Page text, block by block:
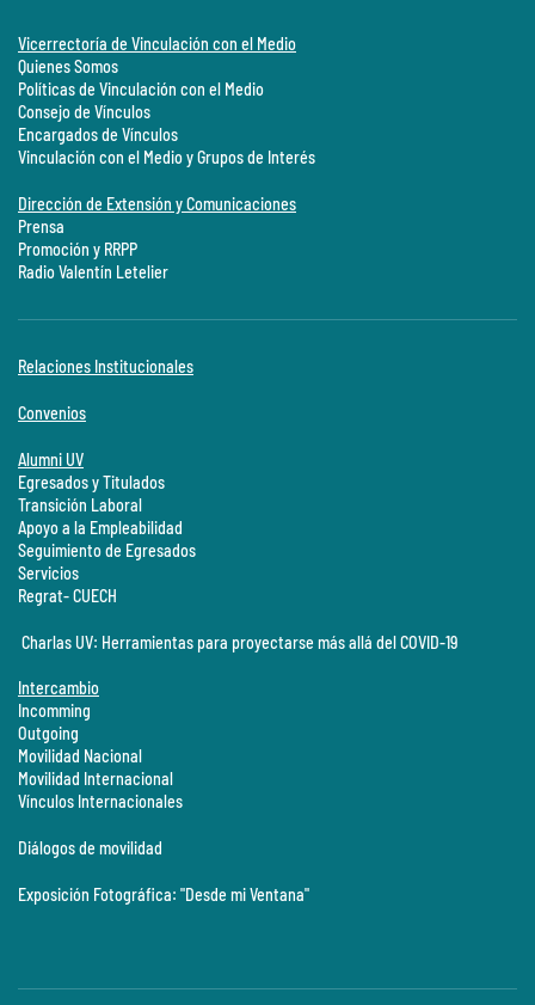
Vicerrectoría de Vinculación con el Medio
Quienes Somos
Políticas de Vinculación con el Medio
Consejo de Vínculos
Encargados de Vínculos
Vinculación con el Medio y Grupos de Interés
Dirección de Extensión y Comunicaciones
Prensa
Promoción y RRPP
Radio Valentín Letelier
Relaciones Institucionales
Convenios
Alumni UV
Egresados y Titulados
Transición Laboral
Apoyo a la Empleabilidad
Seguimiento de Egresados
Servicios
Regrat- CUECH
Charlas UV: Herramientas para proyectarse más allá del COVID-19
Intercambio
Incomming
Outgoing
Movilidad Nacional
Movilidad Internacional
Vínculos Internacionales
Diálogos de movilidad
Exposición Fotográfica: "Desde mi Ventana"